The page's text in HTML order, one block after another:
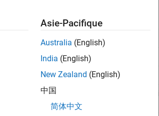
use of native floating-point library.
minimum or maximum latency.
whether to handle denormal numbers.
how to implement the mantissa
Asie-Pacifique
Australia (English)
India (English)
New Zealand (English)
中国
简体中文